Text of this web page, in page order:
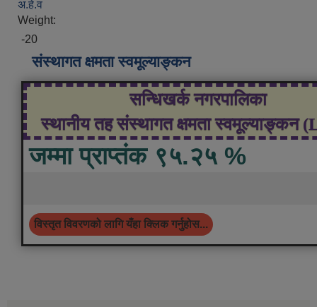
अ.हे.व
Weight:
-20
संस्थागत क्षमता स्वमूल्याङ्कन
सन्धिखर्क नगरपालिका
स्थानीय तह संस्थागत क्षमता स्वमूल्याङ्कन
जम्मा प्राप्तंक ९५.२५ %
विस्तृत विवरणको लागि यँहा क्लिक गर्नुहोस...